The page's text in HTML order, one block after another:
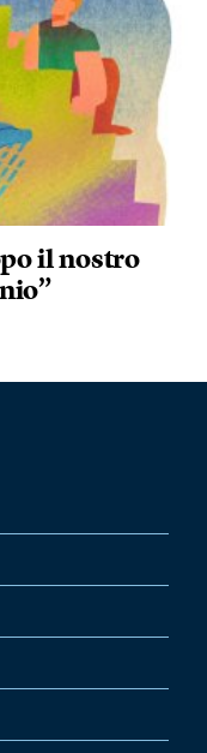
il nostro